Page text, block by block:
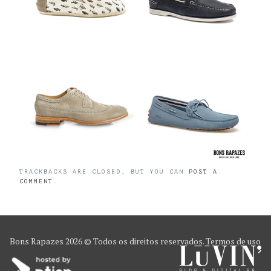
TRACKBACKS ARE CLOSED, BUT YOU CAN POST A
COMMENT
Bons Rapazes 2026 © Todos os direitos reservados.Termos de uso